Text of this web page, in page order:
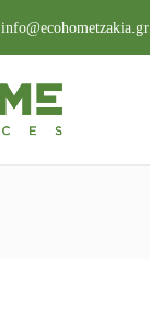
info@ecohometzakia.gr